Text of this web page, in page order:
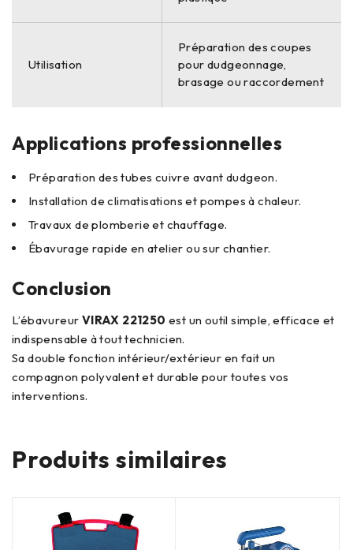
Utilisation
Préparation des coupes
pour dudgeonnage,
brasage ou raccordement
Applications professionnelles
Préparation des tubes cuivre avant dudgeon.
Installation de climatisations et pompes à chaleur.
Travaux de plomberie et chauffage.
Ébavurage rapide en atelier ou sur chantier.
Conclusion
L’ébavureur VIRAX 221250 est un outil simple, efficace et
indispensable à tout technicien.
Sa double fonction intérieur/extérieur en fait un
compagnon polyvalent et durable pour toutes vos
interventions.
Produits similaires